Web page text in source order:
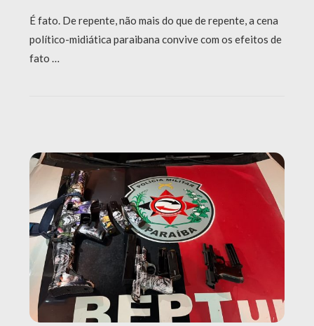
É fato. De repente, não mais do que de repente, a cena
político-midiática paraibana convive com os efeitos de
fato …